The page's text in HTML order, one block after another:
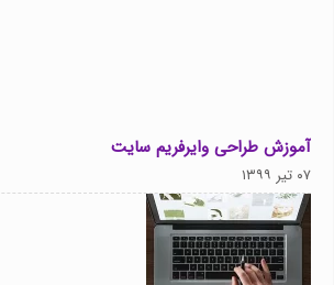
آموزش طراحی وایرفریم سایت
۰۷ تیر ۱۳۹۹